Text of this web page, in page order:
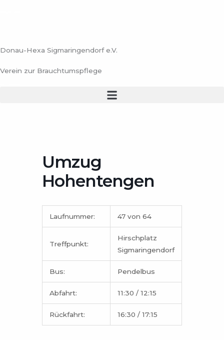
Donau-Hexa Sigmaringendorf e.V.
Verein zur Brauchtumspflege
Umzug
Hohentengen
Laufnummer: 47 von 64
Treffpunkt:
Hirschplatz
Sigmaringendorf
Bus: Pendelbus
Abfahrt: 11:30 / 12:15
Rückfahrt: 16:30 / 17:15